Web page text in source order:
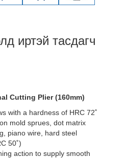
иртэй тасдагч
Cutting Plier (160mm)
with a hardness of HRC 72˚
mold sprues, dot matrix
piano wire, hard steel
50˚)
action to supply smooth